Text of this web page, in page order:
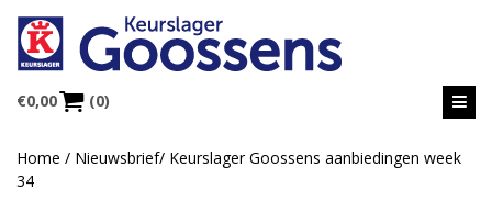
€0,00 (0)
Home / Nieuwsbrief/ Keurslager Goossens aanbiedingen week
34